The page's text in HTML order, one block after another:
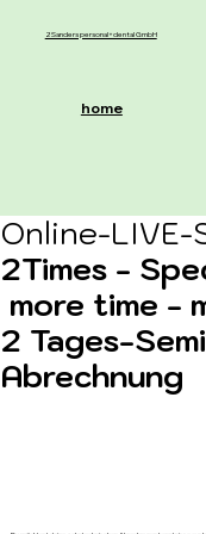
2Sanders personal+dental GmbH
home
Online-LIVE-
2Times -
more time -
2 Tages-
Abrechnung